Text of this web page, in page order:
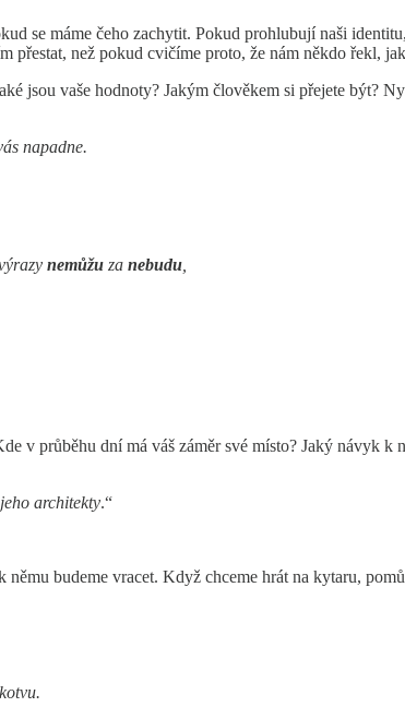
se máme čeho zachytit. Pokud prohlubují naši
přestat, než pokud cvičíme proto, že nám někdo řekl,
jsou vaše hodnoty? Jakým člověkem si přejete být?
napadne.
nemůžu za nebudu
v průběhu dní má váš záměr své místo? Jaký návyk
architekty.“
budeme vracet. Když chceme hrát na kytaru,